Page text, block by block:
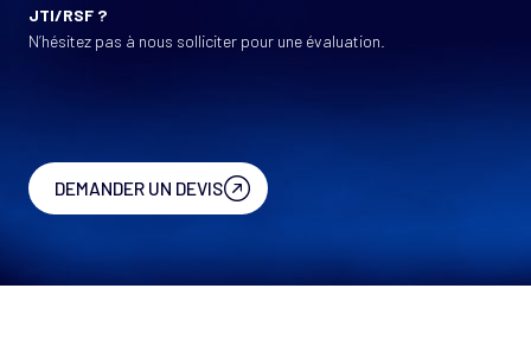
JTI/RSF ?
N’hésitez pas à nous solliciter pour une évaluation.
DEMANDER UN DEVIS